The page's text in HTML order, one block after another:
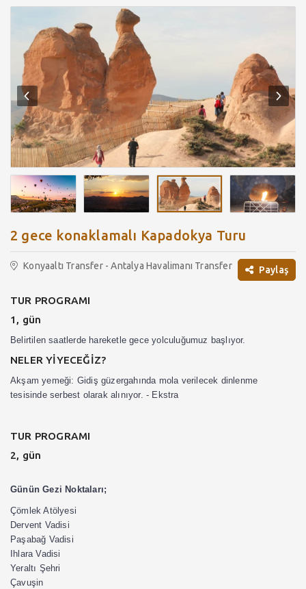
2 gece konaklamalı Kapadokya Turu
Konyaaltı Transfer - Antalya Havalimanı Transfer Paylaş
TUR PROGRAMI
1, gün
Belirtilen saatlerde hareketle gece yolculuğumuz başlıyor.
NELER YİYECEĞİZ?
Akşam yemeği: Gidiş güzergahında mola verilecek dinlenme
tesisinde serbest olarak alınıyor. - Ekstra
TUR PROGRAMI
2, gün
Günün Gezi Noktaları;
Çömlek Atölyesi
Dervent Vadisi
Paşabağ Vadisi
Ihlara Vadisi
Yeraltı Şehri
Çavuşin